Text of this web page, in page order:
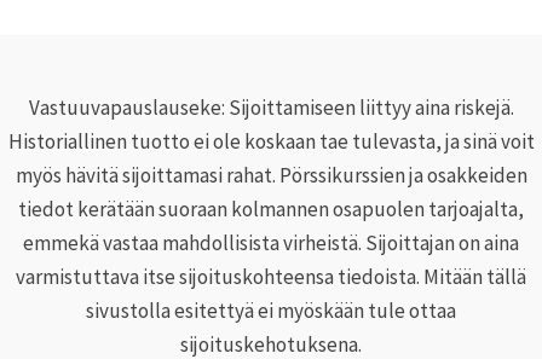
Vastuuvapauslauseke: Sijoittamiseen liittyy aina riskejä.
Historiallinen tuotto ei ole koskaan tae tulevasta, ja sinä voit
myös hävitä sijoittamasi rahat. Pörssikurssien ja osakkeiden
tiedot kerätään suoraan kolmannen osapuolen tarjoajalta,
emmekä vastaa mahdollisista virheistä. Sijoittajan on aina
varmistuttava itse sijoituskohteensa tiedoista. Mitään tällä
sivustolla esitettyä ei myöskään tule ottaa
sijoituskehotuksena.